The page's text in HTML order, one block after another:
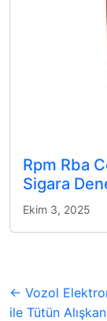
Rpm Rba
Sigara
Ekim 3, 2025
← Vozol
ile Tütün